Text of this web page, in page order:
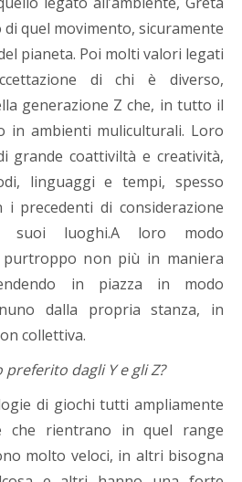
di quel movimento, sicuramente
pianeta. Poi molti valori legati
di chi è diverso,
generazione Z che, in tutto il
in ambienti muliculturali. Loro
grande coattiviltà e creatività,
linguaggi e tempi, spesso
precedenti di considerazione
luoghi.A loro modo
non più in maniera
in piazza in modo
dalla propria stanza, in
collettiva.
dagli Y e gli Z?
di giochi tutti ampliamente
che rientrano in quel range
molto veloci, in altri bisogna